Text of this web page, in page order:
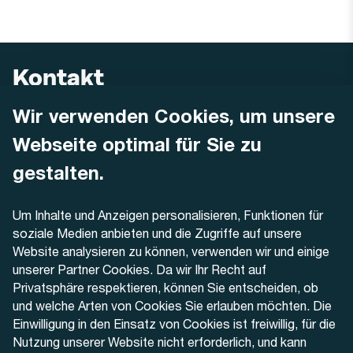
Wir verwenden Cookies, um unsere
Webseite optimal für Sie zu
gestalten.
Um Inhalte und Anzeigen personalisieren, Funktionen für
soziale Medien anbieten und die Zugriffe auf unsere
Website analysieren zu können, verwenden wir und einige
unserer Partner Cookies. Da wir Ihr Recht auf
Privatsphäre respektieren, können Sie entscheiden, ob
und welche Arten von Cookies Sie erlauben möchten. Die
Einwilligung in den Einsatz von Cookies ist freiwillig, für die
Nutzung unserer Website nicht erforderlich, und kann
Kontakt
AREMO
Dornacherstrasse 48
4500 Solothurn
+41 32 622 37 22
Kontaktformular